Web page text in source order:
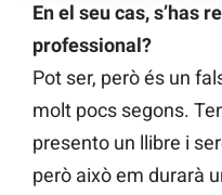
En el seu cas, s’has
professional?
Pot ser, però és un
molt pocs segons.
presento un llibre i
però això em durarà